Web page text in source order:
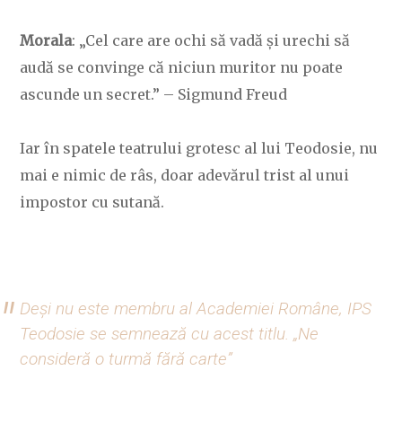
Morala: „Cel care are ochi să vadă și urechi să
audă se convinge că niciun muritor nu poate
ascunde un secret.” – Sigmund Freud
Iar în spatele teatrului grotesc al lui Teodosie, nu
mai e nimic de râs, doar adevărul trist al unui
impostor cu sutană.
Deși nu este membru al Academiei Române, IPS
Teodosie se semnează cu acest titlu. „Ne
consideră o turmă fără carte”